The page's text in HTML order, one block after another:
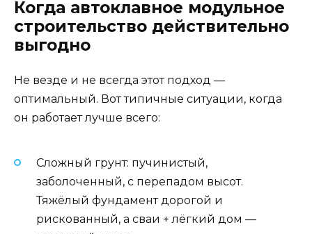
Когда автоклавное модульное
строительство действительно
выгодно
Не везде и не всегда этот подход —
оптимальный. Вот типичные ситуации, когда
он работает лучше всего:
Сложный грунт: пучинистый,
заболоченный, с перепадом высот.
Тяжёлый фундамент дорогой и
рискованный, а сваи + лёгкий дом —